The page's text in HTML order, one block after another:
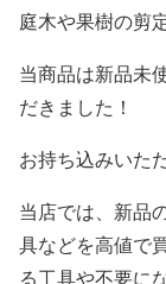
庭木や果樹の剪
当商品は新品未
だきました！
お持ち込みいた
当店では、新品
具などを高値で
る工具や不要に